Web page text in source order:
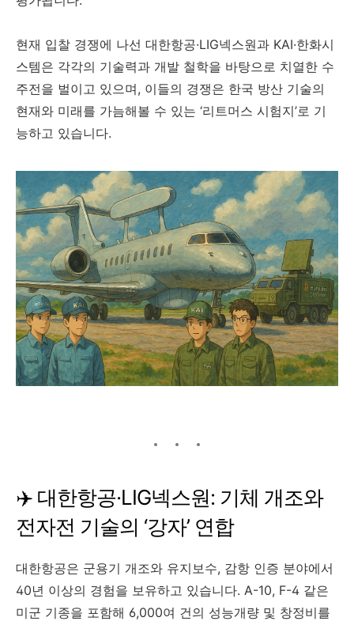
현재 입찰 경쟁에 나선 대한항공·LIG넥스원과 KAI·한화시
스템은 각각의 기술력과 개발 철학을 바탕으로 치열한 수
주전을 벌이고 있으며, 이들의 경쟁은 한국 방산 기술의
현재와 미래를 가늠해볼 수 있는 ‘리트머스 시험지’로 기
능하고 있습니다.
✈️ 대한항공·LIG넥스원: 기체 개조와
전자전 기술의 ‘강자’ 연합
대한항공은 군용기 개조와 유지보수, 감항 인증 분야에서
40년 이상의 경험을 보유하고 있습니다. A-10, F-4 같은
미군 기종을 포함해 6,000여 건의 성능개량 및 창정비를